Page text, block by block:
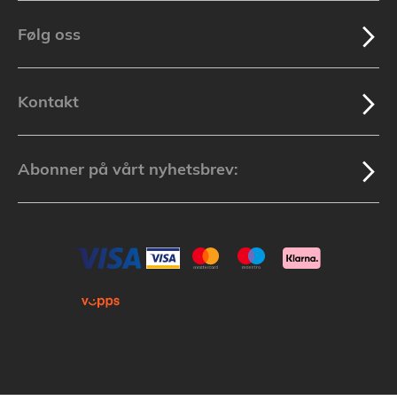
Følg oss
Kontakt
Abonner på vårt nyhetsbrev: